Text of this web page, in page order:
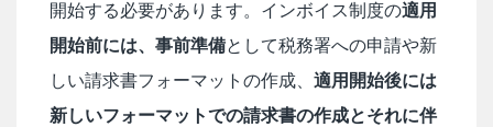
開始する必要があります。インボイス制度の適用
開始前には、事前準備として税務署への申請や新
しい請求書フォーマットの作成、 適用開始後には
新しいフォーマットでの請求書の作成とそれに伴